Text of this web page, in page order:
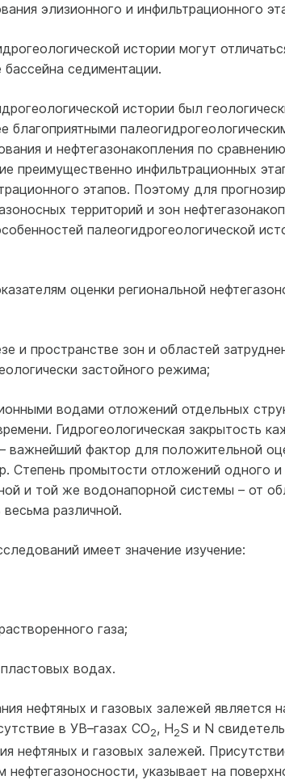
элизионного и инфильтрационного
истории могут
седиментации.
истории был
благоприятными
и нефтегазонакопления по
преимущественно инфильтрационных
этапов. Поэтому для
территорий и зон
палеогидрогеологической
оценки региональной
и пространстве зон и областей
застойного режима;
водами отложений отдельных
Гидрогеологическая закрытость
важнейший фактор для положительной
Степень промытости отложений одного
и той же водонапорной системы – от
различной.
имеет значение изучение:
газа;
водах.
нефтяных и газовых залежей является
в УВ–газах СО2, Н2S и N
нефтяных и газовых залежей.
нефтегазоносности, указывает на